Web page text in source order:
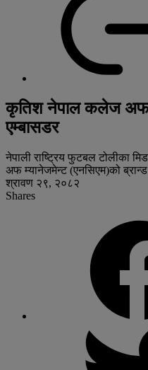
कृतिश नेपाल कलेज अफ
एम्बासडर
नेपाली राष्ट्रिय फुटबल टोलीका
अफ म्यानेजमेन्ट (एनसिएम)को
श्रावण २९, २०८२
Shares